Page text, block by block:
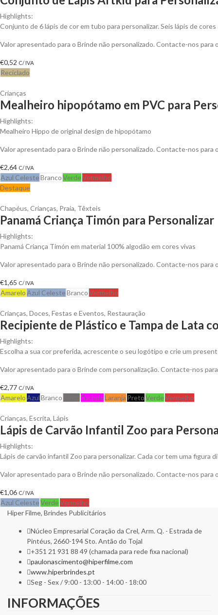
Highlights:
Conjunto de 6 lápis de cor em tubo para personalizar. Seis lápis de
Valor apresentado para o Brinde não personalizado. Contacte-nos
€0,52 C/ IVA
Reciclado
Crianças
Mealheiro hipopótamo em PVC para
Highlights:
Mealheiro Hippo de original design de hipopótamo
Valor apresentado para o Brinde não personalizado. Contacte-nos
€2,64 C/ IVA
Azul CelesteBrancoVerdeVermelho
Destaque
Chapéus, Crianças, Praia, Têxteis
Panamá Criança Timón para Personalizar
Highlights:
Panamá Criança Timón em material 100% algodão em cores vivas
Valor apresentado para o Brinde não personalizado. Contacte-nos
€1,65 C/ IVA
AmareloAzul CelesteBrancoVermelho
Crianças, Doces, Festas e Eventos, Restauração
Recipiente de Plástico e Tampa de Lata
Highlights:
Escolha a sua cor preferida, acrescente o seu logótipo e crie um
Valor apresentado para o Brinde com personalização. Contacte-nos
€2,77 C/ IVA
AmareloAzulBranco FuchsiaLaranja PretoVerdeVermelho
Crianças, Escrita, Lápis
Lápis de Carvão Infantil Zoo para
Highlights:
Lápis de carvão infantil Zoo para personalizar. Cada cor tem uma figura
Valor apresentado para o Brinde não personalizado. Contacte-nos
€1,06 C/ IVA
Azul CelesteVerdeVermelho
Hiper Filme, Brindes Publicitários
Núcleo Empresarial Coração da Crel, Arm. Q. - Estrada de
Pintéus, 2660-194 Sto. Antão do Tojal
+351 21 931 88 49 (chamada para rede fixa nacional)
paulonascimento@hiperfilme.com
www.hiperbrindes.pt
Seg - Sex / 9:00 - 13:00 - 14:00 - 18:00
INFORMAÇÕES